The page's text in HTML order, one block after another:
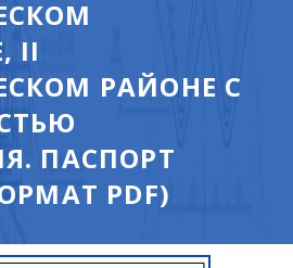
II
РАЙОНЕ С
ПАСПОРТ
PDF)